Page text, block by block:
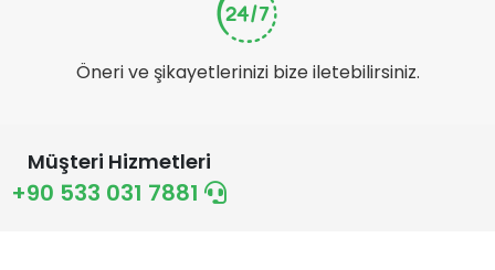
Öneri ve şikayetlerinizi bize iletebilirsiniz.
Müşteri Hizmetleri
+90 533 031 7881